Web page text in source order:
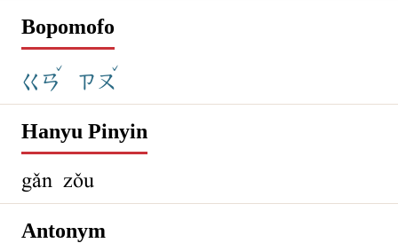
Bopomofo
ㄍㄢ
ˇ
ㄗㄡ
ˇ
Hanyu Pinyin
gǎn zǒu
Antonym